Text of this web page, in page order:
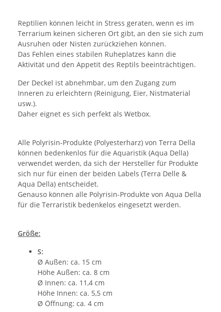
Reptilien können leicht in Stress geraten, wenn es im
Terrarium keinen sicheren Ort gibt, an den sie sich zum
Ausruhen oder Nisten zurückziehen können.
Das Fehlen eines stabilen Ruheplatzes kann die
Aktivität und den Appetit des Reptils beeinträchtigen.
Der Deckel ist abnehmbar, um den Zugang zum
Inneren zu erleichtern (Reinigung, Eier, Nistmaterial
usw.).
Daher eignet es sich perfekt als Wetbox.
Alle Polyrisin-Produkte (Polyesterharz) von Terra Della
können bedenkenlos für die Aquaristik (Aqua Della)
verwendet werden, da sich der Hersteller für Produkte
sich nur für einen der beiden Labels (Terra Delle &
Aqua Della) entscheidet.
Genauso können alle Polyrisin-Produkte von Aqua Della
für die Terraristik bedenkelos eingesetzt werden.
Größe:
S:
Ø Außen: ca. 15 cm
Höhe Außen: ca. 8 cm
Ø Innen: ca. 11,4 cm
Höhe Innen: ca. 5,5 cm
Ø Öffnung: ca. 4 cm